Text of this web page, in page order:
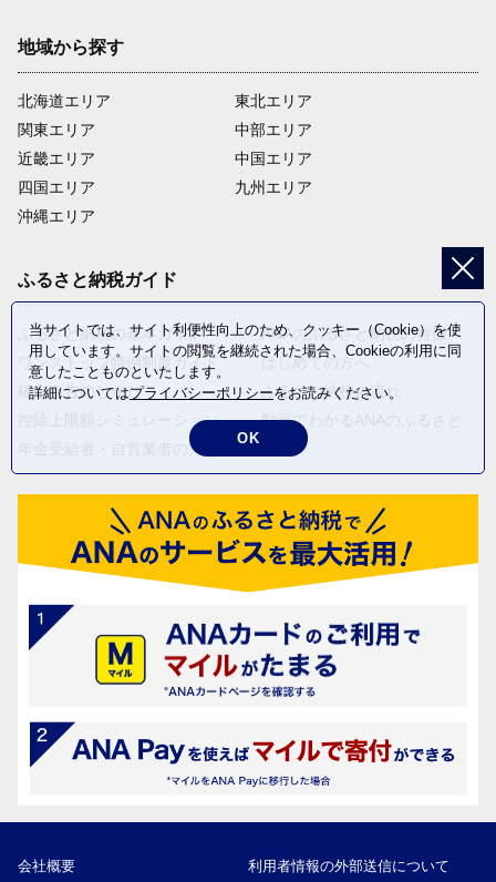
地域から探す
北海道エリア
関東エリア
近畿エリア
四国エリア
沖縄エリア
東北エリア
中部エリア
中国エリア
九州エリア
ふるさと納税ガイド
ふるさと納税の基本ガイド
ワンストップ特例制度ガイド
確定申告のしかた
控除上限額シミュレーション
年金受給者・自営業者の方へ
ANAのふるさと納税の特徴
はじめての方へ
ふるさと納税の流れ
動画でわかるANAのふるさと
会社概要 利用者情報の外部送信について
当サイトでは、サイト利便性向上のため、クッキー（Cookie）を使
用しています。サイトの閲覧を継続された場合、Cookieの利用に同
意したことものといたします。
詳細についてはプライバシーポリシーをお読みください。
OK